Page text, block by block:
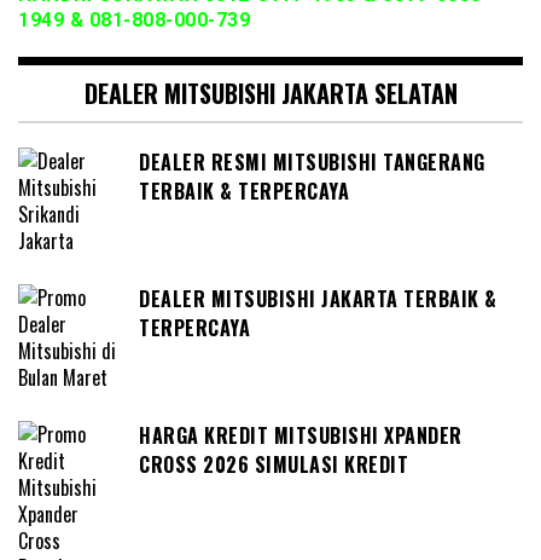
1949 & 081-808-000-739
DEALER MITSUBISHI JAKARTA SELATAN
DEALER RESMI MITSUBISHI TANGERANG
TERBAIK & TERPERCAYA
DEALER MITSUBISHI JAKARTA TERBAIK &
TERPERCAYA
HARGA KREDIT MITSUBISHI XPANDER
CROSS 2026 SIMULASI KREDIT